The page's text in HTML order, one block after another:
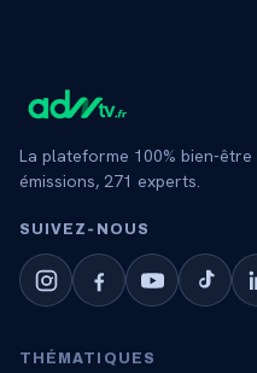
La plateforme 100% bien-
émissions, 271 experts.
SUIVEZ‑NOUS
THÉMATIQUES